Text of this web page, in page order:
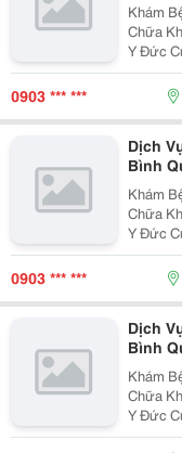
Khám
Chữa
Y Đức
Không
Hoặc
0903 *** ***
Dịch
Bình
Khám
Chữa
Y Đức
Không
Hoặc
0903 *** ***
Dịch
Bình
Khám
Chữa
Y Đức